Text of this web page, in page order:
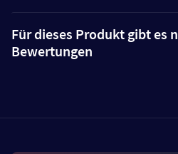
Für dieses Produkt gibt es
Bewertungen